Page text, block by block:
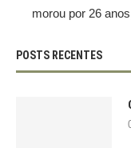
morou por 26
POSTS RECENTES